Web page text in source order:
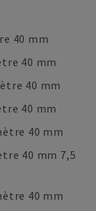
40 mm
40 mm
40 mm
40 mm
40 mm
40 mm 7,5
40 mm